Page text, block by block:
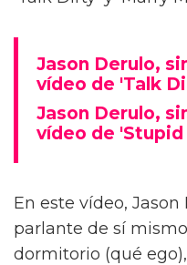
Jason Derulo,
vídeo de 'Talk
Jason Derulo,
vídeo de
En este vídeo,
parlante de sí
dormitorio (qué